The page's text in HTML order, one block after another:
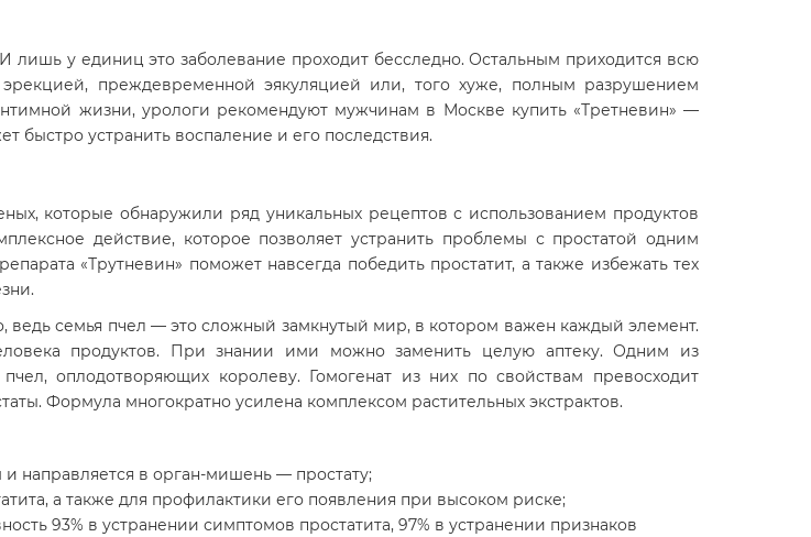
у единиц это заболевание проходит бесследно. Остальным приходится всю
преждевременной эякуляцией или, того хуже, полным разрушением
жизни, урологи рекомендуют мужчинам в Москве купить «Третневин» —
быстро устранить воспаление и его последствия.
которые обнаружили ряд уникальных рецептов с использованием продуктов
действие, которое позволяет устранить проблемы с простатой одним
«Трутневин» поможет навсегда победить простатит, а также избежать тех
ведь семья пчел — это сложный замкнутый мир, в котором важен каждый элемент.
продуктов. При знании ими можно заменить целую аптеку. Одним из
оплодотворяющих королеву. Гомогенат из них по свойствам превосходит
Формула многократно усилена комплексом растительных экстрактов.
направляется в орган-мишень — простату;
а также для профилактики его появления при высоком риске;
93% в устранении симптомов простатита, 97% в устранении признаков